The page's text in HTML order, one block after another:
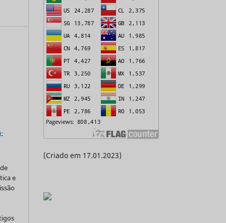
e
(Criado em 17.01.2023)